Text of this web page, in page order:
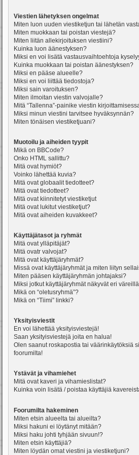
Viestien lähetyksen ongelmat
Miten luon uuden viestiketjun tai lähetän
Miten muokkaan tai poistan viestejä?
Miten liitän allekirjoituksen viestiini?
Kuinka luon äänestyksen?
Miksi en voi lisätä vastausvaihtoehtoja
Kuinka muokkaan tai poistan äänestyksen?
Miksi en pääse alueelle?
Miksi en voi liittää tiedostoja?
Miksi sain varoituksen?
Miten ilmoitan viestin valvojalle?
Mitä “Tallenna”-painike viestin
Miksi minun viestini tarvitsee hyväksynnän?
Miten tönäisen viestiketjuani?
Muotoilu ja aiheiden tyypit
Mikä on BBCode?
Onko HTML sallittu?
Mitä ovat hymiöt?
Voinko lähettää kuvia?
Mitä ovat globaalit tiedotteet?
Mitä ovat tiedotteet?
Mitä ovat kiinnitetyt viestiketjut
Mitä ovat lukitut viestiketjut?
Mitä ovat aiheiden kuvakkeet?
Käyttäjätasot ja ryhmät
Mitä ovat ylläpitäjät?
Mitä ovatr valvojat?
Mitä ovat käyttäjäryhmät?
Missä ovat käyttäjäryhmät ja miten liityn
Miten pääsen käyttäjäryhmän johtajaksi?
Miksi jotkut käyttäjäryhmät näkyvät eri
Mikä on “oletusryhmä”?
Mikä on “Tiimi” linkki?
Yksityisviestit
En voi lähettää yksityisviestejä!
Saan yksityisviestejä joita en halua!
Olen saanut roskapostia tai väärinkäytöksiä
foorumilta!
Ystävät ja vihamiehet
Mitä ovat kaveri ja vihamieslistat?
Kuinka voin lisätä / poistaa käyttäjiä
Foorumilta hakeminen
Miten etsin alueelta tai alueilta?
Miksi hakuni ei löytänyt mitään?
Miksi haku johti tyhjään sivuun!?
Miten etsin käyttäjiä?
Miten löydän omat viestini ja viestiketjuni?